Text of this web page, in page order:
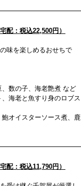
配：税込22,500円）
味を楽しめるおせちで
、数の子、海老艶煮 など
、海老と魚すり身のロブス
鮑オイスターソース煮、鹿
配：税込11,790円）